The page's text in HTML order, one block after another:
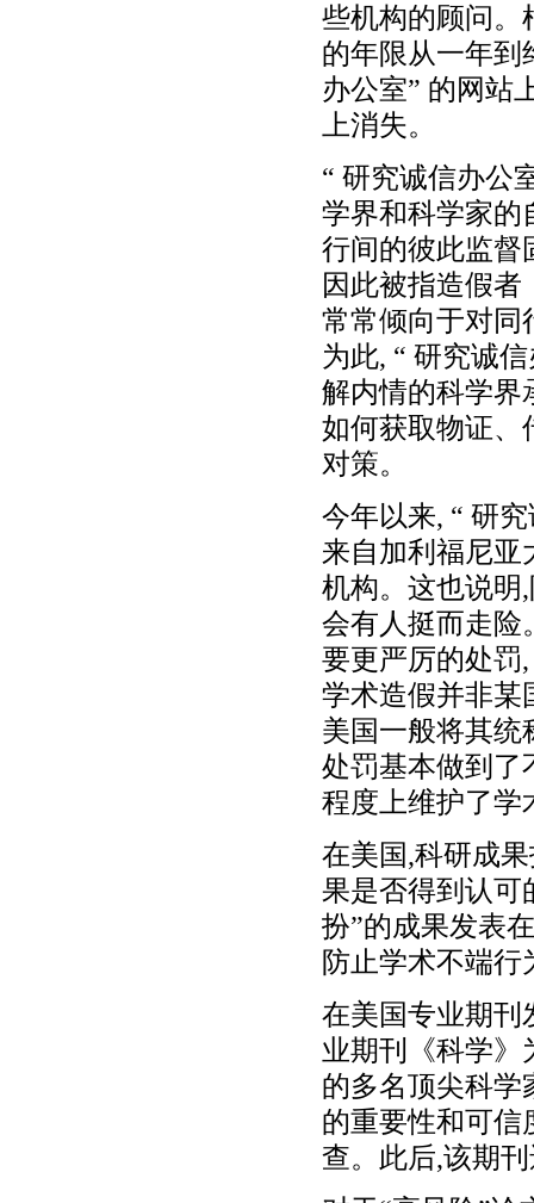
些机构的顾问。
的年限从一年到
办公室” 的网站
上消失。
“ 研究诚信办公
学界和科学家的
行间的彼此监督
因此被指造假者
常常倾向于对同
为此, “ 研究诚
解内情的科学界
如何获取物证、
对策。
今年以来, “ 研
来自加利福尼亚
机构。这也说明
会有人挺而走险
要更严厉的处罚
学术造假并非某
美国一般将其统
处罚基本做到了
程度上维护了学
在美国,科研成
果是否得到认可
扮”的成果发表
防止学术不端
在美国专业期刊
业期刊《科学》
的多名顶尖科学
的重要性和可信
查。此后,该期